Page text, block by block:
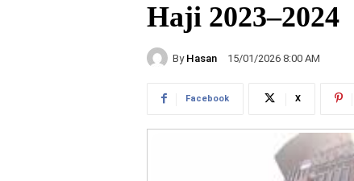
Haji 2023–2024
By Hasan 15/01/2026 8:00 AM
Facebook X